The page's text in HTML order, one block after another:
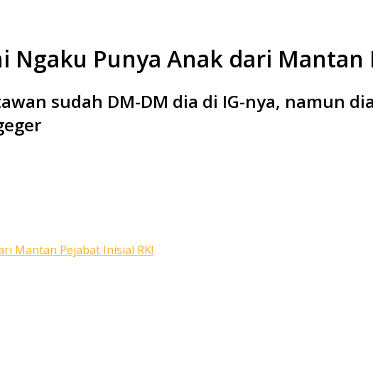
Ngaku Punya Anak dari Mantan
sudah DM-DM dia di IG-nya, namun